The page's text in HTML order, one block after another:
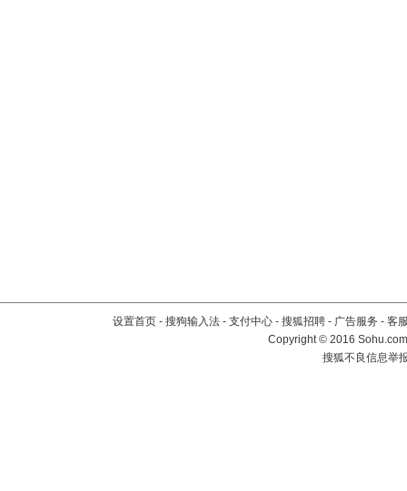
设置首页 - 搜狗输入法 - 支付中心 - 搜狐招聘 - 广告服务 - 客
Copyright©2016
搜狐不良信息举